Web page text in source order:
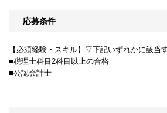
応募条件
【必須経験・スキル】▽下記いずれかに該当
■税理士科目2科目以上の合格
■公認会計士